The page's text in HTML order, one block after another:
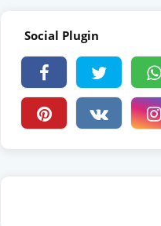
Social Plugin